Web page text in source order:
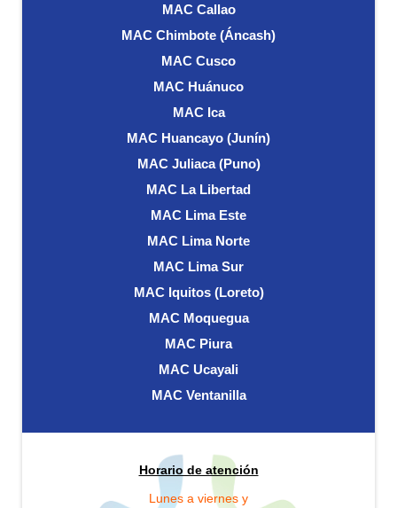
MAC Callao
MAC Chimbote (Áncash)
MAC Cusco
MAC Huánuco
MAC Ica
MAC Huancayo (Junín)
MAC Juliaca (Puno)
MAC La Libertad
MAC Lima Este
MAC Lima Norte
MAC Lima Sur
MAC Iquitos (Loreto)
MAC Moquegua
MAC Piura
MAC Ucayali
MAC Ventanilla
Horario de atención
Lunes a viernes y